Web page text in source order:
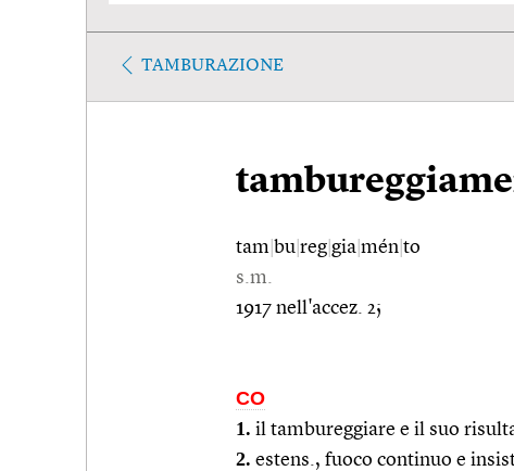
TAMBURAZIONE
tam bu reg gia mén to
s.m.
1917 nell'accez. 2;
CO
1. il tambureggiare e il suo
2. estens., fuoco continuo e